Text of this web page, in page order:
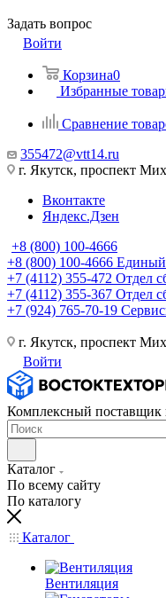
Задать вопрос
Войти
Корзина0
Избранные
Сравнение
355472@vtt14.ru
г. Якутск, проспект
Вконтакте
Яндекс.Дзен
+8 (800) 100-4666
+8 (800) 100-4666
+7 (4112) 355-472 Отдел
+7 (4112) 355-367 Отдел
+7 (924) 765-70-19
г. Якутск, проспект
Войти
Комплексный поставщик
Каталог
По всему сайту
По каталогу
Каталог
Вентиляция